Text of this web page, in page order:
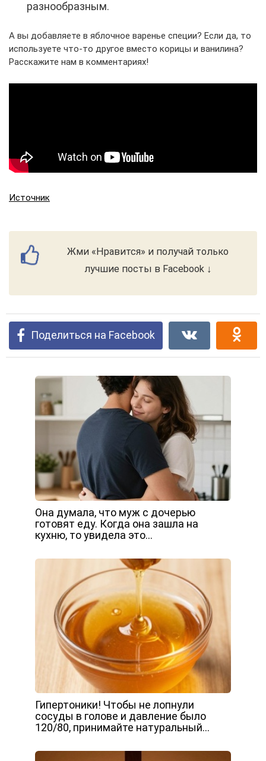
разнообразным.
А вы добавляете в яблочное варенье специи? Если да, то
используете что-то другое вместо корицы и ванилина?
Расскажите нам в комментариях!
Источник
Жми «Нравится» и получай только
лучшие посты в Facebook ↓
Поделиться на Facebook
Она думала, что муж с дочерью
готовят еду. Когда она зашла на
кухню, то увидела это…
Гипертоники! Чтобы не лопнули
сосуды в голове и давление было
120/80, принимайте натуральный…